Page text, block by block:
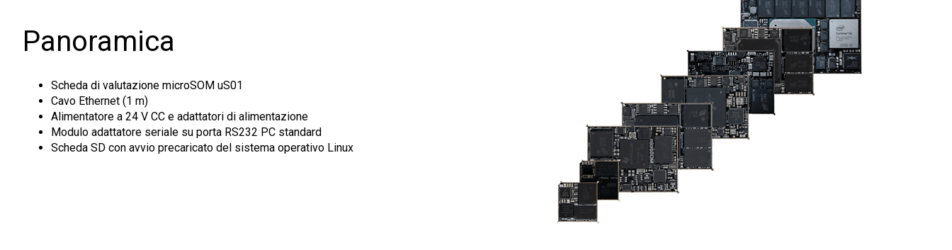
Panoramica
Scheda di valutazione microSOM uS01
Cavo Ethernet (1 m)
Alimentatore a 24 V CC e adattatori di alimentazione
Modulo adattatore seriale su porta RS232 PC standard
Scheda SD con avvio precaricato del sistema operativo Linux